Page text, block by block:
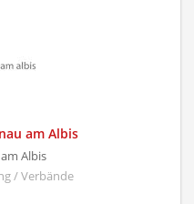
am Albis
Albis
/ Verbände